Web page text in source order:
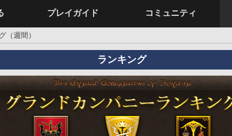
プレイガイド コミュニティ
（週間）
ランキング